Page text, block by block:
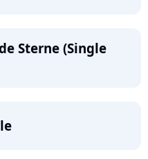
Sterne (Single